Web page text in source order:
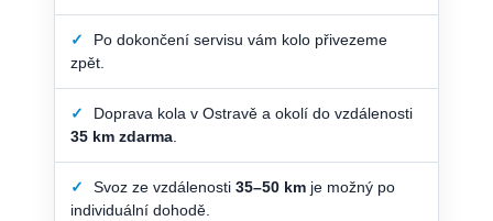
✓
Po dokončení servisu vám kolo přivezeme
zpět.
✓
Doprava kola v Ostravě a okolí do vzdálenosti
35 km zdarma.
✓ Svoz ze vzdálenosti 35–50 km je možný po
individuální dohodě.